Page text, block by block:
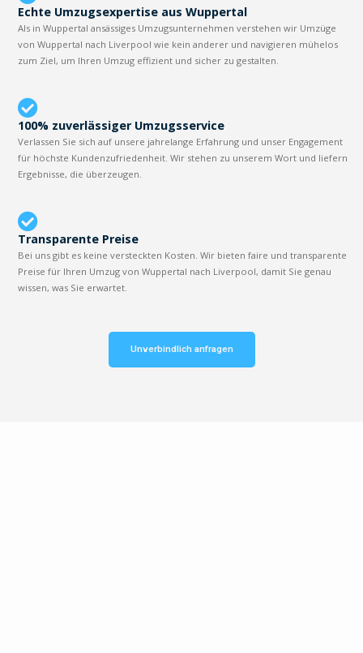
Echte Umzugsexpertise aus Wuppertal
Als in Wuppertal ansässiges Umzugsunternehmen verstehen wir Umzüge
von Wuppertal nach Liverpool wie kein anderer und navigieren mühelos
zum Ziel, um Ihren Umzug effizient und sicher zu gestalten.
100% zuverlässiger Umzugsservice
Verlassen Sie sich auf unsere jahrelange Erfahrung und unser Engagement
für höchste Kundenzufriedenheit. Wir stehen zu unserem Wort und liefern
Ergebnisse, die überzeugen.
Transparente Preise
Bei uns gibt es keine versteckten Kosten. Wir bieten faire und transparente
Preise für Ihren Umzug von Wuppertal nach Liverpool, damit Sie genau
wissen, was Sie erwartet.
Unverbindlich anfragen